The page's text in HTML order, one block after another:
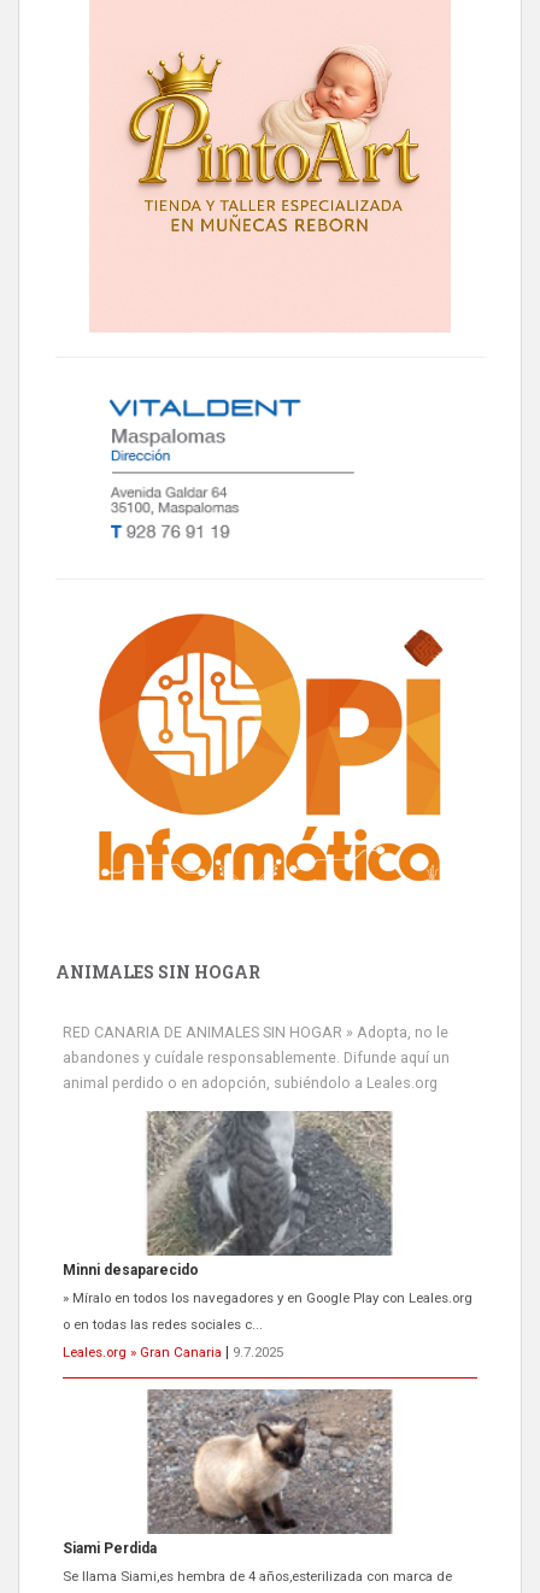
ANIMALES SIN HOGAR
RED CANARIA DE ANIMALES SIN HOGAR » Adopta, no le
abandones y cuídale responsablemente. Difunde aquí un
animal perdido o en adopción, subiéndolo a Leales.org
Minni desaparecido
» Míralo en todos los navegadores y en Google Play con Leales.org
o en todas las redes sociales c...
Leales.org » Gran Canaria
9.7.2025
Siami Perdida
Se llama Siami,es hembra de 4 años,esterilizada con marca de